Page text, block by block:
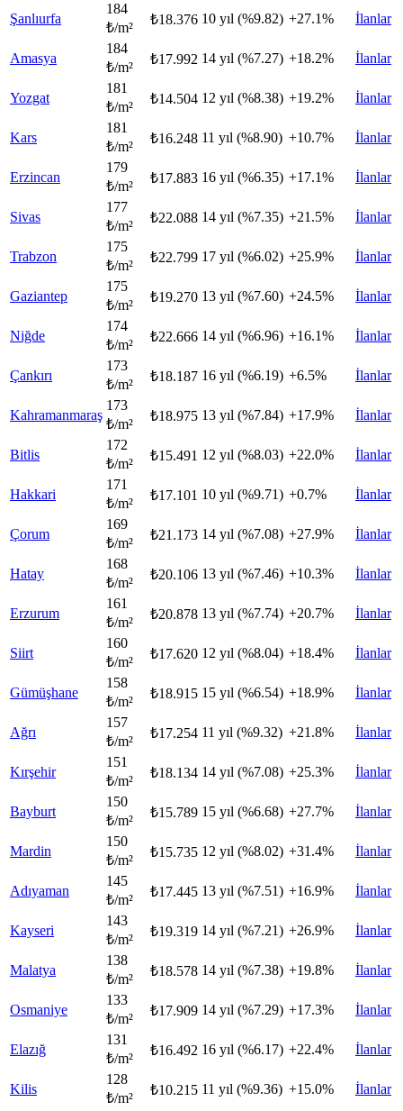
Şanlıurfa
184
₺/m²
₺18.376 10 yıl (%9.82) +27.1% İlanlar
Amasya
184
₺/m²
₺17.992 14 yıl (%7.27) +18.2% İlanlar
Yozgat
181
₺/m²
₺14.504 12 yıl (%8.38) +19.2% İlanlar
Kars
181
₺/m²
₺16.248 11 yıl (%8.90) +10.7% İlanlar
Erzincan
179
₺/m²
₺17.883 16 yıl (%6.35) +17.1% İlanlar
Sivas
177
₺/m²
₺22.088 14 yıl (%7.35) +21.5% İlanlar
Trabzon
175
₺/m²
₺22.799 17 yıl (%6.02) +25.9% İlanlar
Gaziantep
175
₺/m²
₺19.270 13 yıl (%7.60) +24.5% İlanlar
Niğde
174
₺/m²
₺22.666 14 yıl (%6.96) +16.1% İlanlar
Çankırı
173
₺/m²
₺18.187 16 yıl (%6.19) +6.5% İlanlar
Kahramanmaraş
173
₺/m²
₺18.975 13 yıl (%7.84) +17.9% İlanlar
Bitlis
172
₺/m²
₺15.491 12 yıl (%8.03) +22.0% İlanlar
Hakkari
171
₺/m²
₺17.101 10 yıl (%9.71) +0.7% İlanlar
Çorum
169
₺/m²
₺21.173 14 yıl (%7.08) +27.9% İlanlar
Hatay
168
₺/m²
₺20.106 13 yıl (%7.46) +10.3% İlanlar
Erzurum
161
₺/m²
₺20.878 13 yıl (%7.74) +20.7% İlanlar
Siirt
160
₺/m²
₺17.620 12 yıl (%8.04) +18.4% İlanlar
Gümüşhane
158
₺/m²
₺18.915 15 yıl (%6.54) +18.9% İlanlar
Ağrı
157
₺/m²
₺17.254 11 yıl (%9.32) +21.8% İlanlar
Kırşehir
151
₺/m²
₺18.134 14 yıl (%7.08) +25.3% İlanlar
Bayburt
150
₺/m²
₺15.789 15 yıl (%6.68) +27.7% İlanlar
Mardin
150
₺/m²
₺15.735 12 yıl (%8.02) +31.4% İlanlar
Adıyaman
145
₺/m²
₺17.445 13 yıl (%7.51) +16.9% İlanlar
Kayseri
143
₺/m²
₺19.319 14 yıl (%7.21) +26.9% İlanlar
Malatya
138
₺/m²
₺18.578 14 yıl (%7.38) +19.8% İlanlar
Osmaniye
133
₺/m²
₺17.909 14 yıl (%7.29) +17.3% İlanlar
Elazığ
131
₺/m²
₺16.492 16 yıl (%6.17) +22.4% İlanlar
Kilis
128
₺/m²
₺10.215 11 yıl (%9.36) +15.0% İlanlar